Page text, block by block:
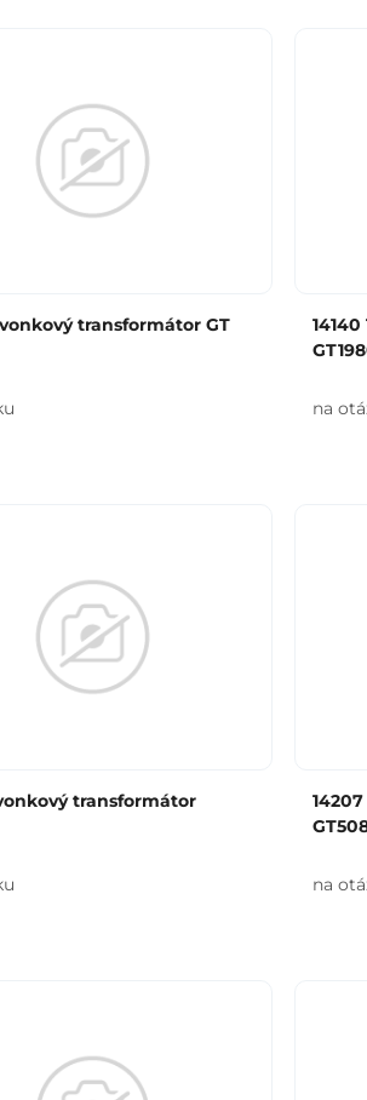
transformátor GT
na
transformátor
na